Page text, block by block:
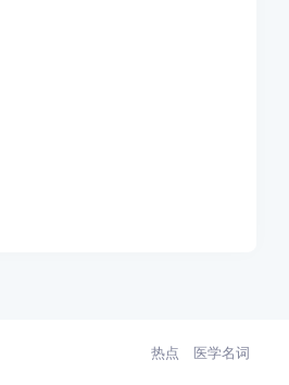
热点 医学名词